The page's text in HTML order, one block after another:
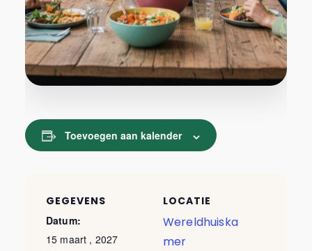
Toevoegen aan kalender
GEGEVENS
Datum:
15 maart , 2027
LOCATIE
Wereldhuiska
mer